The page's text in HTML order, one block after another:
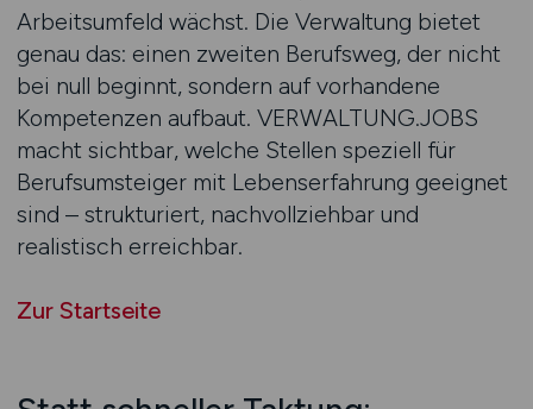
Arbeitsumfeld wächst. Die Verwaltung bietet
genau das: einen zweiten Berufsweg, der nicht
bei null beginnt, sondern auf vorhandene
Kompetenzen aufbaut. VERWALTUNG.JOBS
macht sichtbar, welche Stellen speziell für
Berufsumsteiger mit Lebenserfahrung geeignet
sind – strukturiert, nachvollziehbar und
realistisch erreichbar.
Zur Startseite